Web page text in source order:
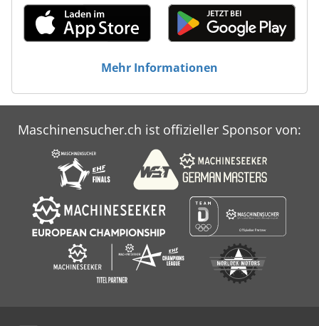
Mehr Informationen
Maschinensucher.ch ist offizieller Sponsor von: